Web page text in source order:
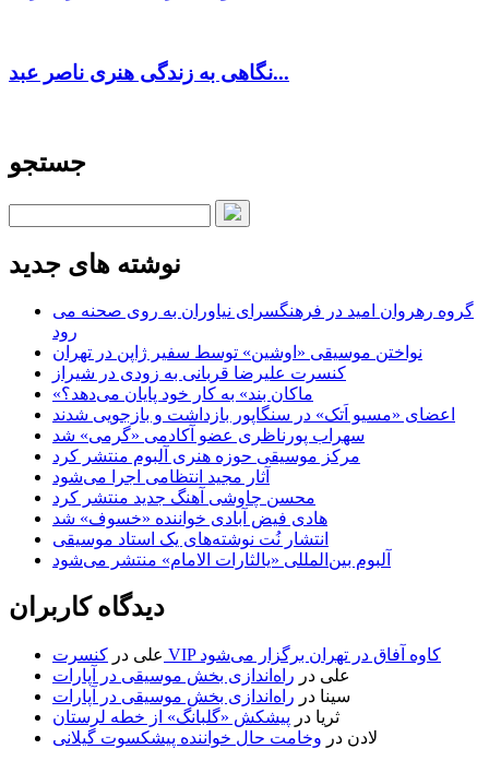
نگاهی به زندگی هنری ناصر عبد...
جستجو
نوشته های جدید
گروه رهروان امید در فرهنگسرای نیاوران به روی صحنه می
رود
نواختن موسیقی «اوشین» توسط سفیر ژاپن در تهران
کنسرت علیرضا قربانی به زودی در شیراز
«ماکان بند» به کار خود پایان می‌دهد؟
اعضای «مسیو اَتک» در سنگاپور بازداشت و بازجویی شدند
سهراب پورناظری عضو آکادمی «گرمی» شد
مرکز موسیقی حوزه هنری آلبوم منتشر کرد
آثار مجید انتظامی اجرا می‌شود
محسن چاوشی آهنگ جدید منتشر کرد
هادی فیض آبادی خواننده «خسوف» شد
انتشار نُت نوشته‌های یک استاد موسیقی
آلبوم بین‌المللی «یالثارات الامام» منتشر می‌شود
دیدگاه کاربران
علی در
کنسرت VIP کاوه آفاق در تهران برگزار می‌شود
علی در راه‌اندازی بخش موسیقی در آپارات
سینا در راه‌اندازی بخش موسیقی در آپارات
ثریا در پیشکش «گلبانگ» از خطه لرستان
لادن در وخامت حال خواننده پیشکسوت گیلانی